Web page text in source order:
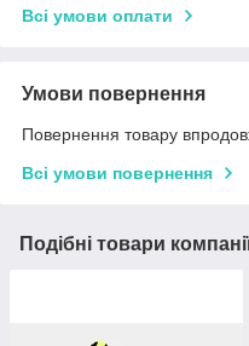
Всі умови оплати
Умови повернення
Повернення товару
Всі умови повернення
Подібні товари